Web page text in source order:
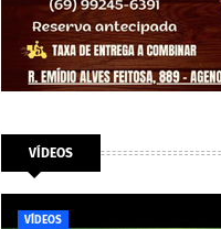
VÍDEOS
VÍDEOS